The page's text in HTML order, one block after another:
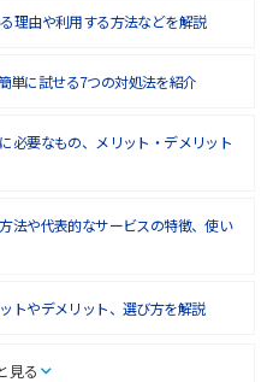
理由や利用する方法などを解説
単に試せる7つの対処法を紹介
必要なもの、メリット・デメリット
法や代表的なサービスの特徴、使い
トやデメリット、選び方を解説
使い方をわかりやすく解説
見る